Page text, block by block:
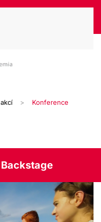
Konference